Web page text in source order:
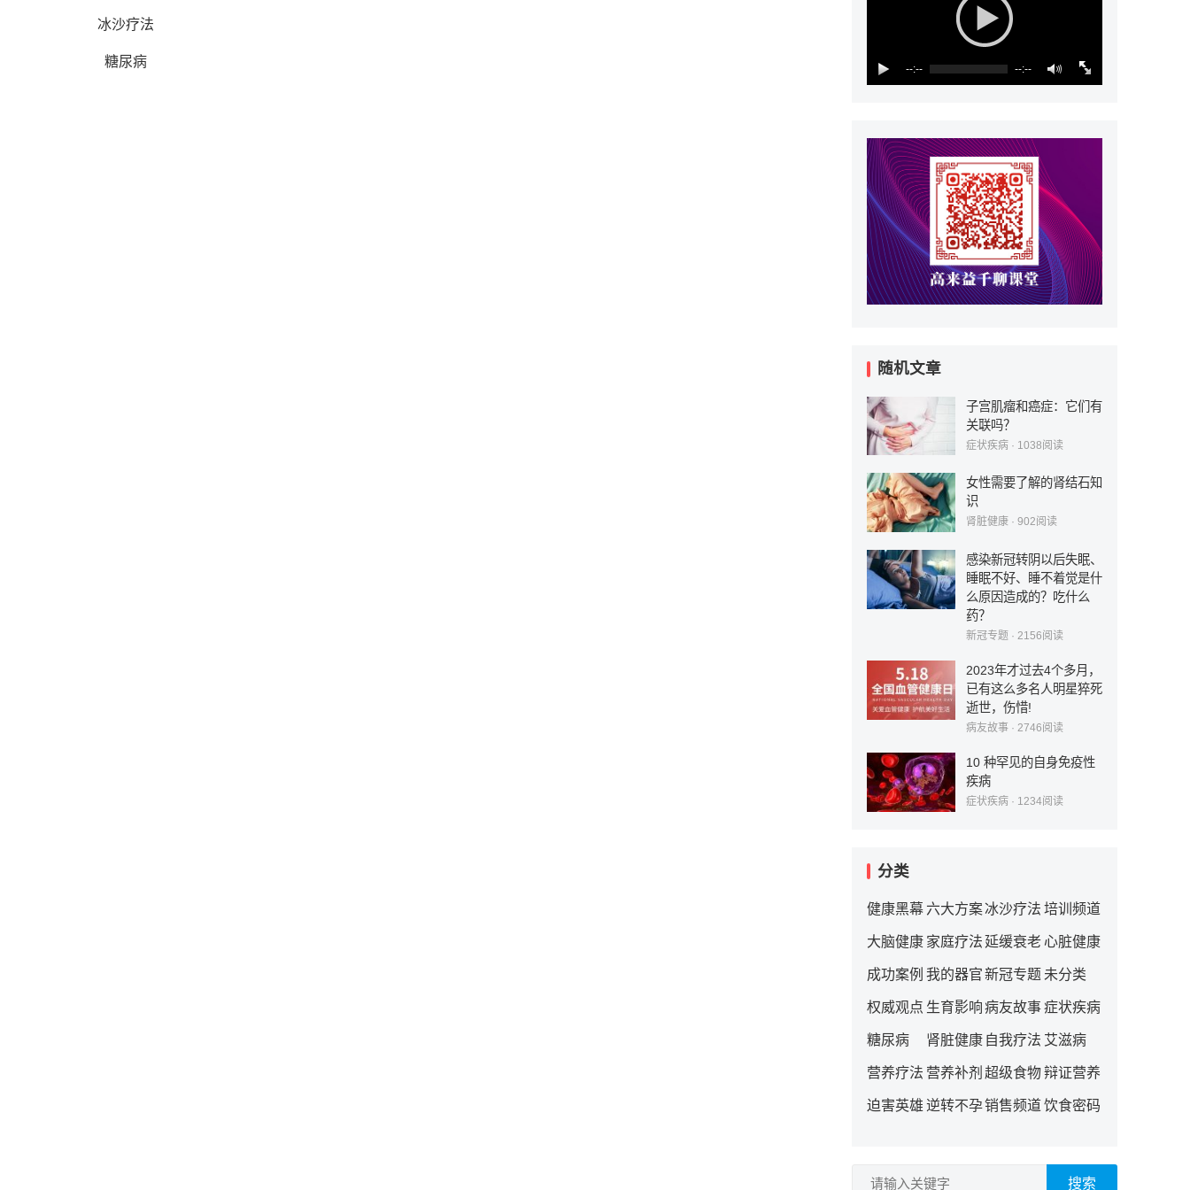
冰沙疗法
糖尿病 --:-- --:--
随机文章
子宫肌瘤和癌症：它们有
关联吗？
症状疾病 · 1038阅读
女性需要了解的肾结石知
识
肾脏健康 · 902阅读
感染新冠转阴以后失眠、
睡眠不好、睡不着觉是什
么原因造成的？吃什么
药？
新冠专题 · 2156阅读
2023年才过去4个多月，
已有这么多名人明星猝死
逝世，伤惜!
病友故事 · 2746阅读
10 种罕见的自身免疫性
疾病
症状疾病 · 1234阅读
分类
健康黑幕 六大方案冰沙疗法 培训频道
大脑健康 家庭疗法 延缓衰老 心脏健康
成功案例 我的器官新冠专题 未分类
权威观点 生育影响病友故事症状疾病
糖尿病 肾脏健康 自我疗法 艾滋病
营养疗法 营养补剂 超级食物辩证营养
迫害英雄 逆转不孕销售频道饮食密码
搜索